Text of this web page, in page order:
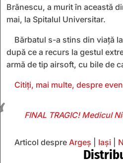
Brănescu, a murit în această
mai, la Spitalul Universitar.
Bărbatul s-a stins din viață
după ce a recurs la gestul
armă de tip airsoft, cu bile de
Citiți, mai multe, despre
FINAL TRAGIC! Medicul
Articol despre Argeș Iași